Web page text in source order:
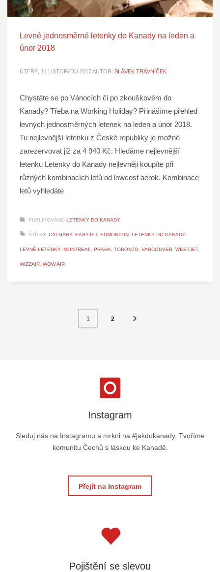
Levné jednosměrné letenky do Kanady na leden a
únor 2018
ÚTERÝ, 14 LISTOPADU 2017AUTOR: SLÁVEK TRÁVNÍČEK
Chystáte se po Vánocích či po zkouškovém do
Kanady? Třeba na Working Holiday? Přinášíme přehled
levných jednosměrných letenek na leden a únor 2018.
Tu nejlevnější letenku z České republiky je možné
zarezervovat již za 4 940 Kč. Hledáme nejlevnější
letenku Letenky do Kanady nejlevněji koupíte při
různých kombinacích letů od lowcost aerok. Kombinace
letů vyhledáte
PUBLIKOVÁNO LETENKY DO KANADY
ŠTÍTKY: CALGARY, EASYJET, EDMONTON, LETENKY DO KANADY,
LEVNÉ LETENKY, MONTREAL, PRAHA, TORONTO, VANCOUVER, WESTJET,
WIZZAIR, WOW AIR
1 2
Instagram
Sleduj nás na Instagramu a mrkni na #jakdokanady. Tvoříme
komunitu Čechů s láskou ke Kanadě.
Přejít na Instagram
Pojištění se slevou